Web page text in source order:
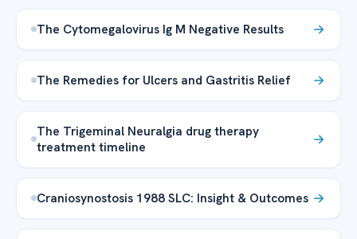
The Cytomegalovirus Ig M Negative Results
The Remedies for Ulcers and Gastritis Relief
The Trigeminal Neuralgia drug therapy
treatment timeline
Craniosynostosis 1988 SLC: Insight & Outcomes